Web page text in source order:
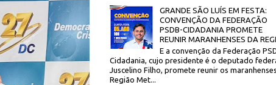
GRANDE SÃO LUÍS EM FESTA:
CONVENÇÃO DA FEDERAÇÃO
PSDB-CIDADANIA PROMETE
REUNIR MARANHENSES DA
E a convenção da Federação
Cidadania, cujo presidente é o deputado
Juscelino Filho, promete reunir os
Região Met...